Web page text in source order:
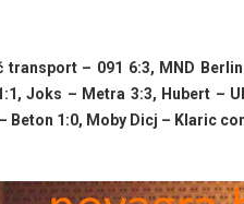
– 091 6:3, MND
Joks – Metra 3:3, Hubert –
Beton 1:0, Moby Dicj – Klaric